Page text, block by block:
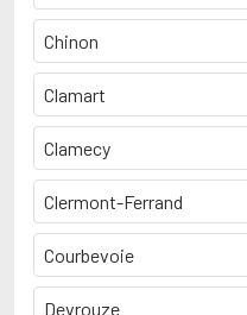
Chinon
Clamart
Clamecy
Clermont-Ferrand
Courbevoie
Devrouze